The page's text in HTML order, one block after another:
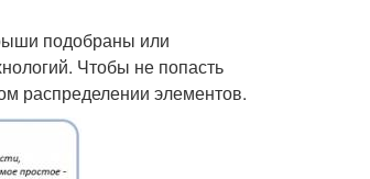
подобраны или
Чтобы не попасть
распределении элементов.